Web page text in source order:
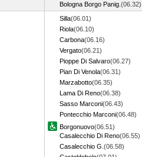
Bologna Borgo Panig. (06.32)
Silla(06.01)
Riola(06.10)
Carbona(06.16)
Vergato(06.21)
Pioppe Di Salvaro(06.27)
Pian Di Venola(06.31)
Marzabotto(06.35)
Lama Di Reno(06.38)
Sasso Marconi(06.43)
Pontecchio Marconi(06.48)
Borgonuovo(06.51)
Casalecchio Di Reno(06.55)
Casalecchio G. (06.58)